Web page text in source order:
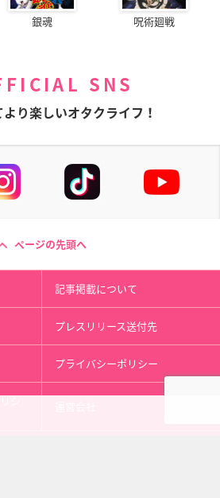
銀魂 呪術廻戦
SNS
り楽しいオタクライフ！
ページの先頭へ
記事掲載について
プレスリリース送付先
プライバシーポリシー